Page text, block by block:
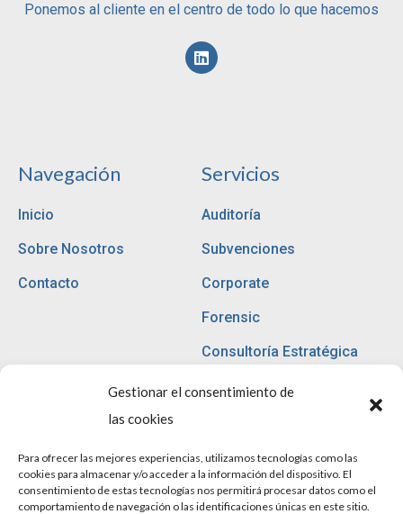
Gestionar el consentimiento de
las cookies
Para ofrecer las mejores experiencias, utilizamos tecnologías como las
cookies para almacenar y/o acceder a la información del dispositivo. El
consentimiento de estas tecnologías nos permitirá procesar datos como el
comportamiento de navegación o las identificaciones únicas en este sitio.
Ponemos al cliente en el centro de todo lo que hacemos
Navegación
Inicio
Sobre Nosotros
Contacto
Servicios
Auditoría
Subvenciones
Corporate
Forensic
Consultoría Estratégica
Políticas
Aviso Legal